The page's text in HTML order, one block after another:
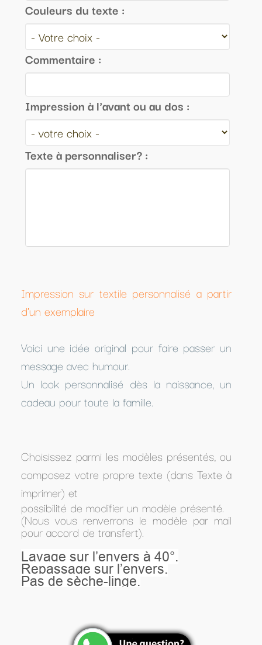
Couleurs du texte :
Commentaire :
Impression à l'avant ou au dos :
Texte à personnaliser? :
Impression sur textile personnalisé a partir
d'un exemplaire
Voici une idée original pour faire passer un
message avec humour.
Un look personnalisé dès la naissance, un
cadeau pour toute la famille.
Choisissez parmi les modèles présentés, ou
composez votre propre texte (dans Texte à
imprimer) et
possibilité de modifier un modèle présenté.
(Nous vous renverrons le modèle par mail
pour accord de transfert).
Lavage sur l’envers à 40°.
Repassage sur l’envers.
Pas de sèche-linge.